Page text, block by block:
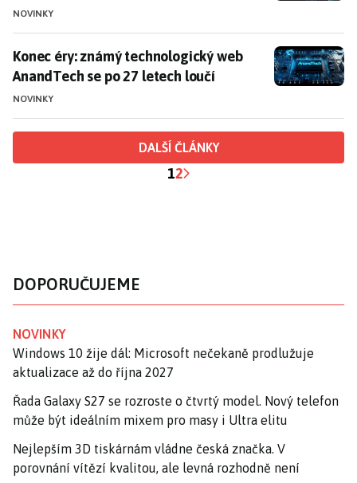
NOVINKY
Konec éry: známý technologický web AnandTech se
Konec éry: známý technologický web
AnandTech se po 27 letech loučí
NOVINKY
DALŠÍ ČLÁNKY
12
DOPORUČUJEME
NOVINKY
Windows 10 žije dál: Microsoft nečekaně prodlužuje
aktualizace až do října 2027
Řada Galaxy S27 se rozroste o čtvrtý model. Nový telefon
může být ideálním mixem pro masy i Ultra elitu
Nejlepším 3D tiskárnám vládne česká značka. V
porovnání vítězí kvalitou, ale levná rozhodně není